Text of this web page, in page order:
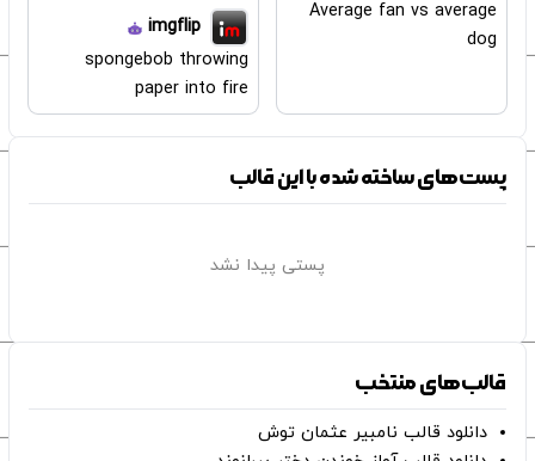
Average fan vs average
dog
imgflip
spongebob throwing
paper into fire
پست‌های ساخته شده با این قالب
پستی پیدا نشد
قالب‌های منتخب
دانلود قالب نامبیر عثمان ‌توش